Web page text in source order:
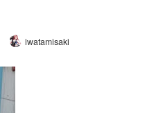
iwatamisaki